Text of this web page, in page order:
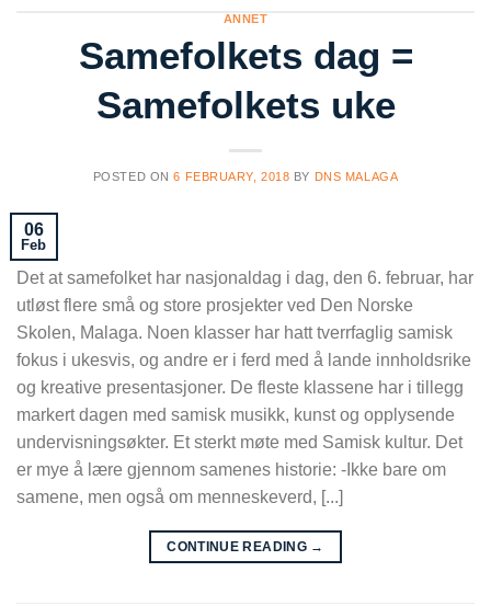
ANNET
Samefolkets dag =
Samefolkets uke
POSTED ON6 FEBRUARY, 2018 BY DNS MALAGA
06
Feb
Det at samefolket har nasjonaldag i dag, den 6. februar, har
utløst flere små og store prosjekter ved Den Norske
Skolen, Malaga. Noen klasser har hatt tverrfaglig samisk
fokus i ukesvis, og andre er i ferd med å lande innholdsrike
og kreative presentasjoner. De fleste klassene har i tillegg
markert dagen med samisk musikk, kunst og opplysende
undervisningsøkter. Et sterkt møte med Samisk kultur. Det
er mye å lære gjennom samenes historie: -Ikke bare om
samene, men også om menneskeverd, [...]
CONTINUE READING →